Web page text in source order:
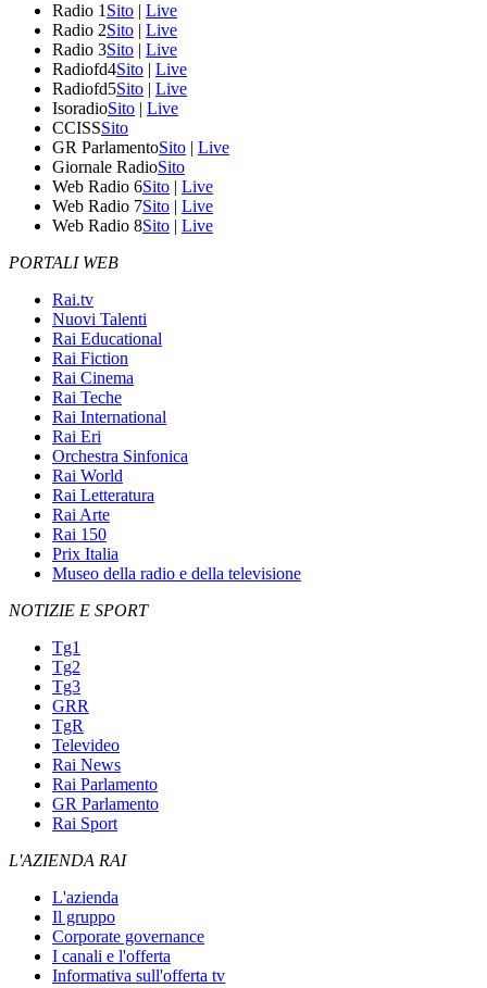
Radio 1 Sito | Live
Radio 2Sito | Live
Radio 3Sito | Live
Radiofd4Sito | Live
Radiofd5Sito | Live
IsoradioSito | Live
CCISSSito
GR ParlamentoSito | Live
Giornale RadioSito
Web Radio 6Sito | Live
Web Radio 7Sito | Live
Web Radio 8Sito | Live
PORTALI WEB
Rai.tv
Nuovi Talenti
Rai Educational
Rai Fiction
Rai Cinema
Rai Teche
Rai International
Rai Eri
Orchestra Sinfonica
Rai World
Rai Letteratura
Rai Arte
Rai 150
Prix Italia
Museo della radio e della televisione
NOTIZIE E SPORT
Tg1
Tg2
Tg3
GRR
TgR
Televideo
Rai News
Rai Parlamento
GR Parlamento
Rai Sport
L'AZIENDA RAI
L'azienda
Il gruppo
Corporate governance
I canali e l'offerta
Informativa sull'offerta tv